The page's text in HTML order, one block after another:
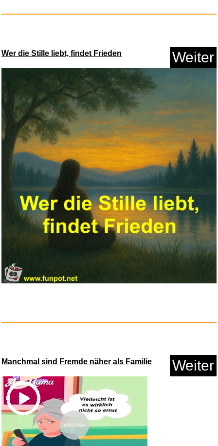
Skross 1.302524 Reiseadapter...
Anzeige
Feuerwehr-Einsatzsimulator - F...
Wer die Stille liebt, findet Frieden Weiter
Manchmal sind Fremde näher als Familie Weiter
Vorschau